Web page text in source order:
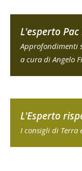
L'esperto
Approfondimenti
a cura di Angelo
L'Esperto
I consigli di Terra